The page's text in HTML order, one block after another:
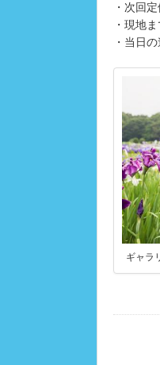
・次回
・現地
・当日
ギャラ